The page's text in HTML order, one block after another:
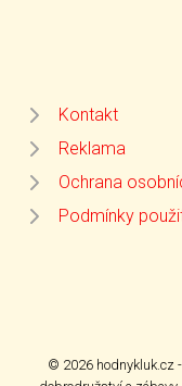
Kontakt
Reklama
Ochrana
Podmínky
© 2026 hodnykluk.cz